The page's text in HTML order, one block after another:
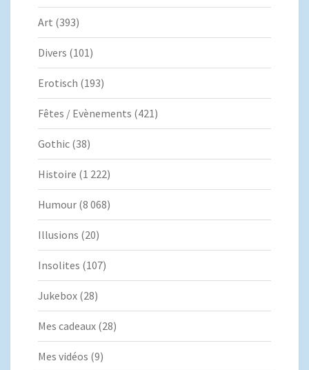
Art (393)
Divers (101)
Erotisch (193)
Fêtes / Evènements (421)
Gothic (38)
Histoire (1 222)
Humour (8 068)
Illusions (20)
Insolites (107)
Jukebox (28)
Mes cadeaux (28)
Mes vidéos (9)